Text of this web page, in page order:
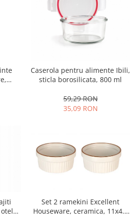
Caserola pentru alimente Ibili,
sticla borosilicata, 800 ml
59,29 RON
35,09 RON
Set 2 ramekini Excellent
Houseware, ceramica, 11x4.8